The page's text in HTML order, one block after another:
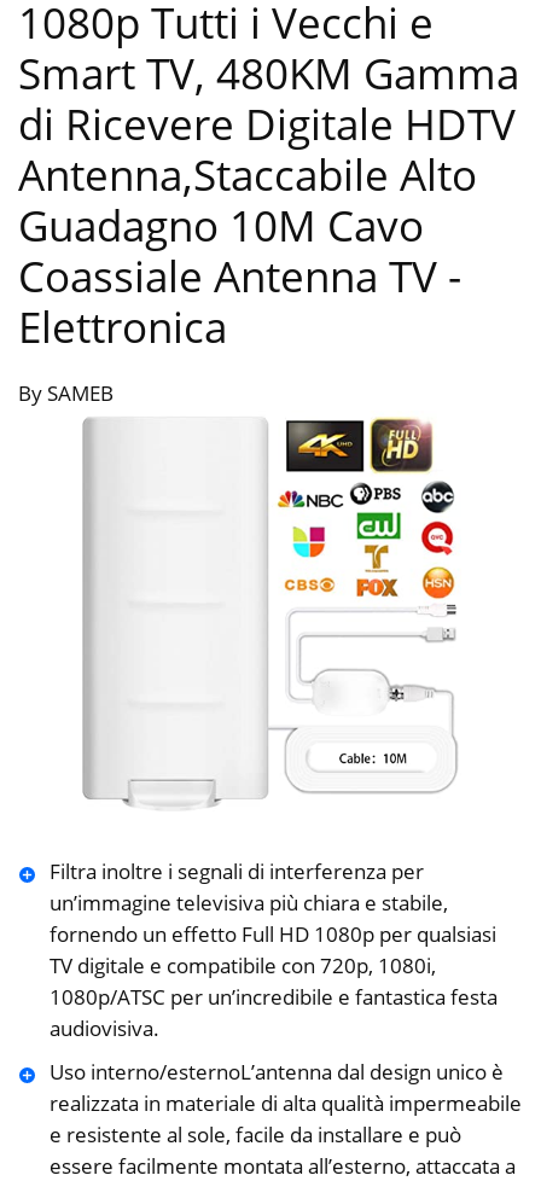
1080p Tutti i Vecchi e
Smart TV, 480KM Gamma
di Ricevere Digitale HDTV
Antenna,Staccabile Alto
Guadagno 10M Cavo
Coassiale Antenna TV -
Elettronica
By SAMEB
Filtra inoltre i segnali di interferenza per
un’immagine televisiva più chiara e stabile,
fornendo un effetto Full HD 1080p per qualsiasi
TV digitale e compatibile con 720p, 1080i,
1080p/ATSC per un’incredibile e fantastica festa
audiovisiva.
Uso interno/esternoL’antenna dal design unico è
realizzata in materiale di alta qualità impermeabile
e resistente al sole, facile da installare e può
essere facilmente montata all’esterno, attaccata a